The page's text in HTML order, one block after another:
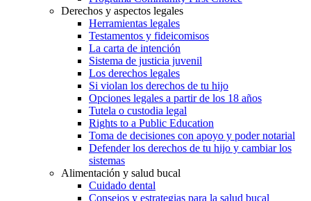
Derechos y aspectos legales
Herramientas legales
Testamentos y fideicomisos
La carta de intención
Sistema de justicia juvenil
Los derechos legales
Si violan los derechos de tu hijo
Opciones legales a partir de los 18 años
Tutela o custodia legal
Rights to a Public Education
Toma de decisiones con apoyo y poder notarial
Defender los derechos de tu hijo y cambiar los
sistemas
Alimentación y salud bucal
Cuidado dental
Consejos y estrategias para la salud bucal